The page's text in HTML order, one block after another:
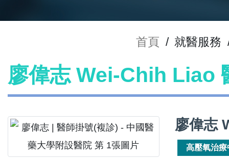
首頁 / 就醫服務
廖偉志 Wei-Chih Liao
廖偉志
高壓氧治療